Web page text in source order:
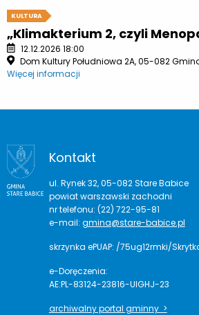
KULTURA
„Klimakterium 2, czyli
12.12.2026 18:00
Dom Kultury Południowa 2A, 05-082
Więcej informacji
Kontakt
ul. Rynek 32, 05-082 Stare Babice
powiat warszawski zachodni
nr telefonu: (22) 722-95-81
e-mail: gmina@stare-babice.pl
skrzynka ePUAP: /75ug12rmki/
e-Doręczenia:
AE:PL-83124-23816-UIGHJ-23
archiwalny portal gminny >